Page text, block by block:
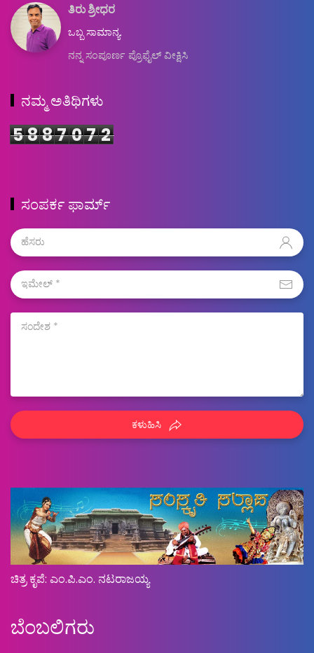
ತಿರು ಶ್ರೀಧರ
ಒಬ್ಬ ಸಾಮಾನ್ಯ.
ನನ್ನ ಸಂಪೂರ್ಣ ಪ್ರೊಫೈಲ್ ವೀಕ್ಷಿಸಿ
ನಮ್ಮ ಅತಿಥಿಗಳು
588707 2
ಸಂಪರ್ಕ ಫಾರ್ಮ್
ಕಳುಹಿಸಿ
ಚಿತ್ರ ಕೃಪೆ: ಎಂ.ಪಿ.ಎಂ. ನಟರಾಜಯ್ಯ
ಬೆಂಬಲಿಗರು